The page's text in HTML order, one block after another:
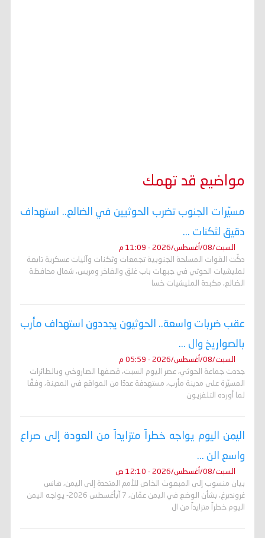
مواضيع قد تهمك
مسيّرات الجنوب تضرب الحوثيين في الضالع.. استهداف
دقيق لثكنات ...
السبت/08/أغسطس/2026 - 11:09 م
دكّت القوات المسلحة الجنوبية تجمعات وثكنات وآليات عسكرية تابعة
لمليشيات الحوثي في جبهات باب غلق والفاخر ومريس، شمال محافظة
الضالع، مكبدة المليشيات خسا
عقب ضربات واسعة.. الحوثيون يجددون استهداف مأرب
بالصواريخ وال ...
السبت/08/أغسطس/2026 - 05:59 م
جددت جماعة الحوثي، عصر اليوم السبت، قصفها الصاروخي وبالطائرات
المسيّرة على مدينة مأرب، مستهدفة عددًا من المواقع في المدينة، وفقًا
لما أورده التلفزيون
اليمن اليوم يواجه خطراً متزايداً من العودة إلى صراع
واسع الن ...
السبت/08/أغسطس/2026 - 12:10 ص
بيان منسوب إلى المبعوث الخاص للأمم المتحدة إلى اليمن، هانس
غروندبرغ، بشأن الوضع في اليمن عمّان، 7 آبأغسطس 2026- يواجه اليمن
اليوم خطراً متزايداً من ال